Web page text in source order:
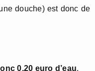
douche) est donc de
0,20 euro d’eau.